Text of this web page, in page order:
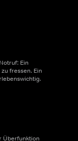
Ein
fressen. Ein
Überfunktion